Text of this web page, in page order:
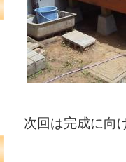
次回は完成に向